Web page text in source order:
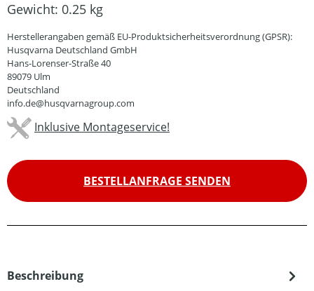
Gewicht: 0.25 kg
Herstellerangaben gemäß EU-Produktsicherheitsverordnung (GPSR):
Husqvarna Deutschland GmbH
Hans-Lorenser-Straße 40
89079 Ulm
Deutschland
info.de@husqvarnagroup.com
Inklusive Montageservice!
BESTELLANFRAGE SENDEN
Beschreibung